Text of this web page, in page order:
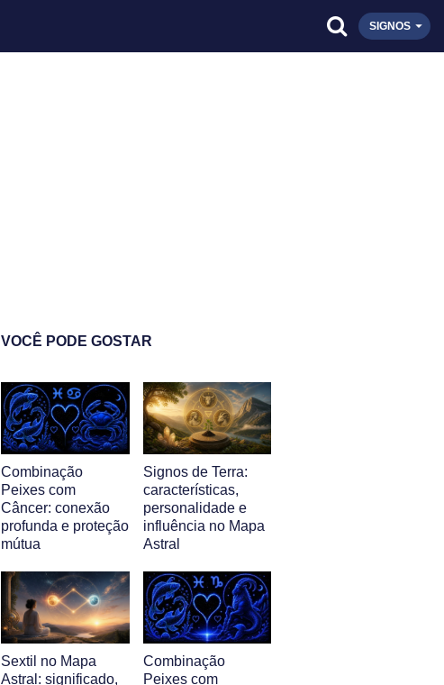
SIGNOS
VOCÊ PODE GOSTAR
Combinação
Peixes com
Câncer: conexão
profunda e proteção
mútua
Signos de Terra:
características,
personalidade e
influência no Mapa
Astral
Sextil no Mapa
Astral: significado,
Combinação
Peixes com